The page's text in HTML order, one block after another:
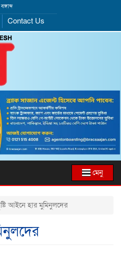
Contact Us
মেনু
আইনে হার মুমিনুলদের